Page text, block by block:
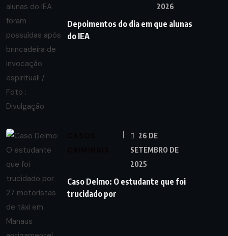
2026
Depoimentos do dia em que alunas
do IEA
26 DE
SETEMBRO DE
2025
Caso Delmo: O estudante que foi
trucidado por